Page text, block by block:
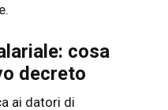
cosa
decreto
ai datori di